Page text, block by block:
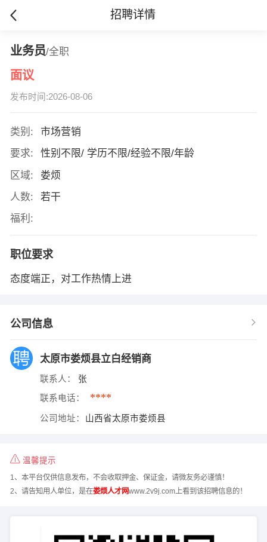
招聘详情
业务员/全职
面议
发布时间:2026-08-06
类别:
市场营销
要求:
性别不限/ 学历不限/经验不限/年龄
区域:
娄烦
人数:
若干
福利:
职位要求
态度端正，对工作热情上进
公司信息
太原市娄烦县立白经销商
联系人： 张
联系电话： ****
公司地址： 山西省太原市娄烦县
温馨提示
1、本平台仅供信息发布，不会收取押金、保证金，请微友务必谨慎！
2、请告知用人单位，是在娄烦人才网www.2v9j.com上看到该招聘信息的！